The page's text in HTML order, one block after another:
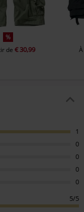
%
de€ 30,99
1
0
0
0
0
5/5